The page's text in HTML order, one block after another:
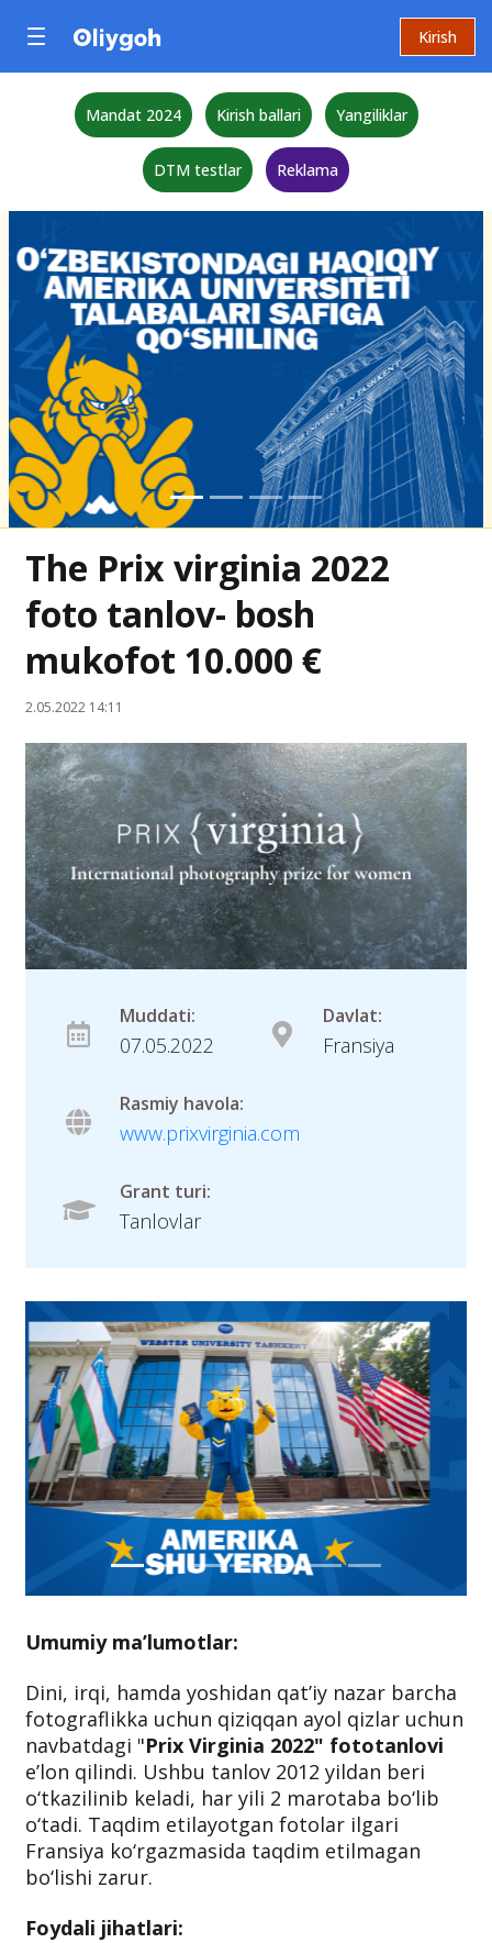
Kirish
Mandat 2024 Kirish ballari Yangiliklar
DTM testlar Reklama
The Prix virginia 2022
foto tanlov- bosh
mukofot 10.000 €
2.05.2022 14:11
Muddati:
07.05.2022
Davlat:
Fransiya
Rasmiy havola:
www.prixvirginia.com
Grant turi:
Tanlovlar
Umumiy ma’lumotlar:
Dini, irqi, hamda yoshidan qat’iy nazar barcha
fotograflikka uchun qiziqqan ayol qizlar uchun
navbatdagi "Prix Virginia 2022" fototanlovi
e’lon qilindi. Ushbu tanlov 2012 yildan beri
o‘tkazilinib keladi, har yili 2 marotaba bo‘lib
o‘tadi. Taqdim etilayotgan fotolar ilgari
Fransiya ko‘rgazmasida taqdim etilmagan
bo‘lishi zarur.
Foydali jihatlari: